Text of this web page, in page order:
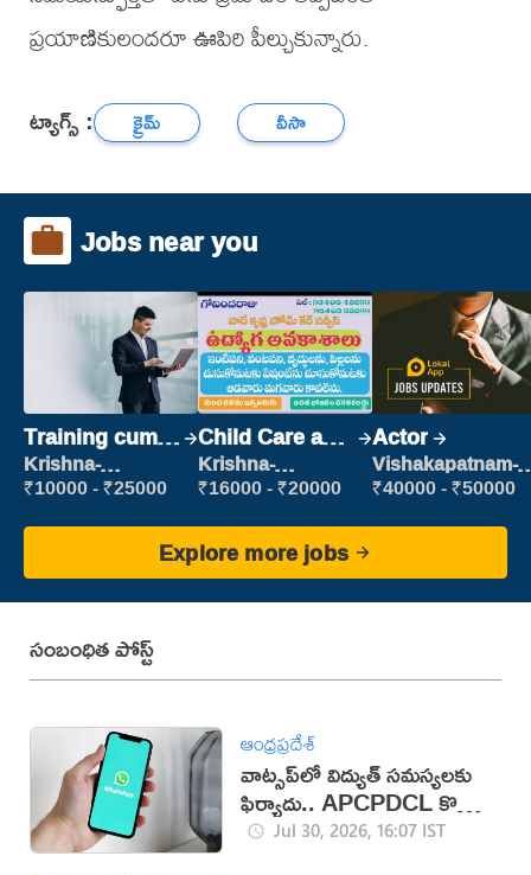
ప్రయాణికులందరూ ఊపిరి పీల్చుకున్నారు.
ట్యాగ్స్ : క్రైమ్ వీసా
Jobs near you
Training cum
Placement
Krishna-
vijayawada
₹10000 - ₹25000
Child Care and
Patient care
Krishna-
vijayawada
₹16000 - ₹20000
Actor
Vishakapatnam-
new
₹40000 - ₹50000
Explore more jobs
సంబంధిత పోస్ట్
ఆంధ్రప్రదేశ్
వాట్సప్‌లో విద్యుత్ సమస్యలకు
ఫిర్యాదు.. APCPDCL కొత్త
సేవలుJul 30, 2026, 16:07 IST